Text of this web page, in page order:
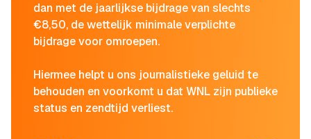
dan met de jaarlijkse bijdrage van slechts
€8,50, de wettelijk minimale verplichte
bijdrage voor omroepen.
Hiermee helpt u ons journalistieke geluid te
behouden en voorkomt u dat WNL zijn publieke
status en zendtijd verliest.